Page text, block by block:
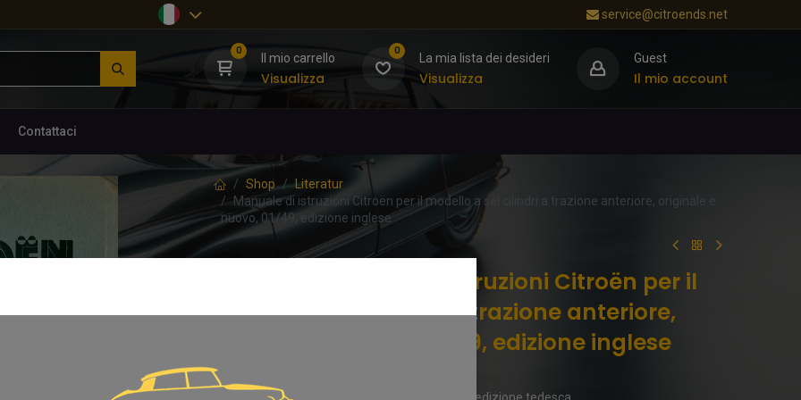
service@citroends.net
0
Il mio carrello
Visualizza
0
La mia lista dei desideri
Visualizza
Guest
Il mio account
Contattaci
Shop
Literatur
Manuale di istruzioni Citroën per il modello a sei cilindri a trazione anteriore, originale e
nuovo, 01/49, edizione inglese
[918293] Manuale di istruzioni Citroën per il
modello a sei cilindri a trazione anteriore,
originale e nuovo, 01/49, edizione inglese